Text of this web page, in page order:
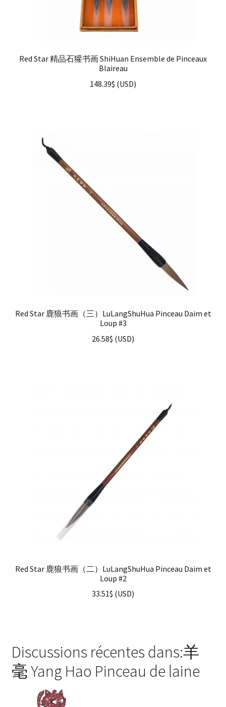
Red Star 精品石獾书画 ShiHuan Ensemble de Pinceaux
Blaireau
148.39$ (USD)
Red Star 鹿狼书画（三）LuLangShuHua Pinceau Daim et
Loup #3
26.58$ (USD)
Red Star 鹿狼书画（二）LuLangShuHua Pinceau Daim et
Loup #2
33.51$ (USD)
Discussions récentes dans:羊
毫 Yang Hao Pinceau de laine